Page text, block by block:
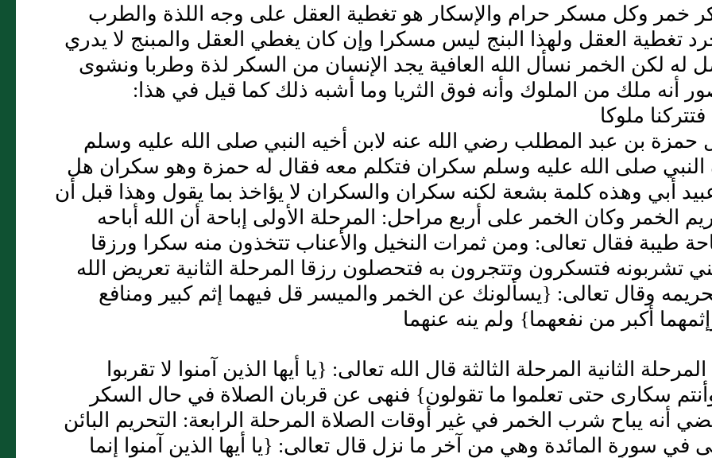
خمر وكل مسكر حرام والإسكار هو تغطية العقل على وجه اللذة والطرب
تغطية العقل ولهذا البنج ليس مسكرا وإن كان يغطي العقل والمبنج لا يدري
له لكن الخمر نسأل الله العافية يجد الإنسان من السكر لذة وطربا ونشوى
أنه ملك من الملوك وأنه فوق الثريا وما أشبه ذلك كما قيل في هذا:
ملوكا
حمزة بن عبد المطلب رضي الله عنه لابن أخيه النبي صلى الله عليه وسلم
النبي صلى الله عليه وسلم سكران فتكلم معه فقال له حمزة وهو سكران هل
عبيد أبي وهذه كلمة بشعة لكنه سكران والسكران لا يؤاخذ بما يقول وهذا قبل أن
الخمر وكان الخمر على أربع مراحل: المرحلة الأولى إباحة أن الله أباحه
طيبة فقال تعالى: ومن ثمرات النخيل والأعناب تتخذون منه سكرا ورزقا
تشربونه فتسكرون وتتجرون به فتحصلون رزقا المرحلة الثانية تعريض الله
وقال تعالى: {يسألونك عن الخمر والميسر قل فيهما إثم كبير ومنافع
أكبر من نفعهما} ولم ينه عنهما
الثانية المرحلة الثالثة قال الله تعالى: {يا أيها الذين آمنوا لا تقربوا
سكارى حتى تعلموا ما تقولون} فنهى عن قربان الصلاة في حال السكر
أنه يباح شرب الخمر في غير أوقات الصلاة المرحلة الرابعة: التحريم البائن
في سورة المائدة وهي من آخر ما نزل قال تعالى: {يا أيها الذين آمنوا إنما